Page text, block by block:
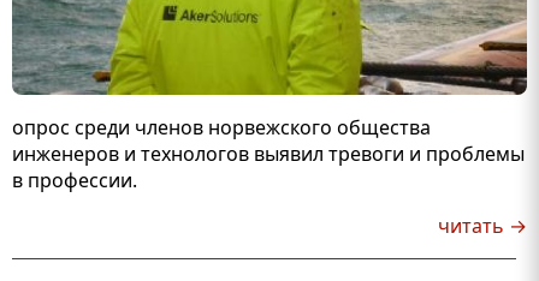
опрос среди членов норвежского общества
инженеров и технологов выявил тревоги и проблемы
в профессии.
читать →